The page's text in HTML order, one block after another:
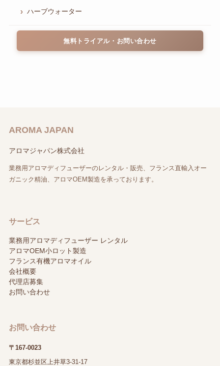
ハーブウォーター
無料トライアル・お問い合わせ
AROMA JAPAN
アロマジャパン株式会社
業務用アロマディフューザーのレンタル・販売、フランス直輸入オー
ガニック精油、アロマOEM製造を承っております。
サービス
業務用アロマディフューザー レンタル
アロマOEM小ロット製造
フランス有機アロマオイル
会社概要
代理店募集
お問い合わせ
お問い合わせ
〒167-0023
東京都杉並区上井草3-31-17